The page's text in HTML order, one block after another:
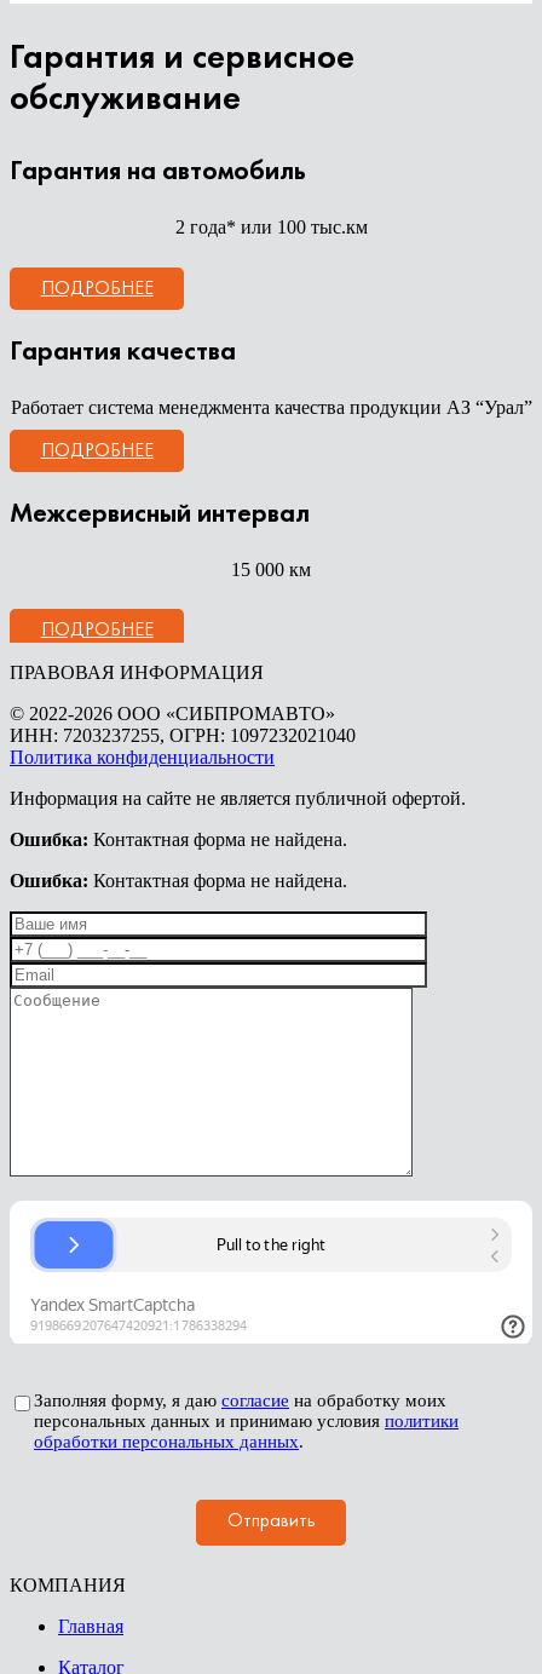
Гарантия и сервисное
обслуживание
Гарантия на автомобиль
2 года* или 100 тыс.км
ПОДРОБНЕЕ
Гарантия качества
Работает система менеджмента качества продукции АЗ “Урал”
ПОДРОБНЕЕ
Межсервисный интервал
15 000 км
ПОДРОБНЕЕ
ПРАВОВАЯ ИНФОРМАЦИЯ
© 2022-2026 ООО «СИБПРОМАВТО»
ИНН: 7203237255, ОГРН: 1097232021040
Политика конфиденциальности
Информация на сайте не является публичной офертой.
Ошибка: Контактная форма не найдена.
Ошибка: Контактная форма не найдена.
Заполняя форму, я даю согласие на обработку моих
персональных данных и принимаю условия политики
обработки персональных данных.
КОМПАНИЯ
Главная
Каталог